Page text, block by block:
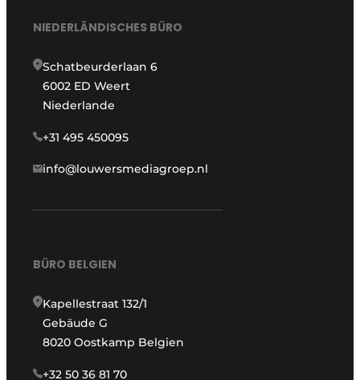
NIEDERLÄNDISCHES BÜRO
Schatbeurderlaan 6
6002 ED Weert
Niederlande
+31 495 450095
info@louwersmediagroep.nl
BÜRO BELGIEN
Kapellestraat 132/1
Gebäude G
8020 Oostkamp Belgien
+32 50 36 81 70